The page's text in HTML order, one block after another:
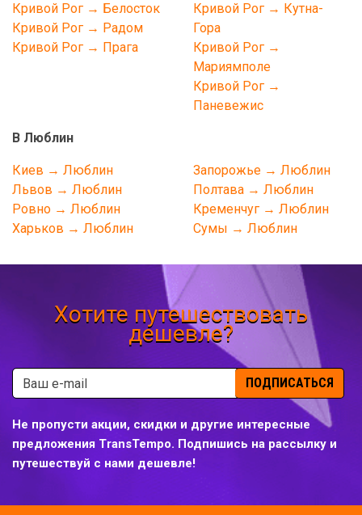
Кривой Рог → Белосток
Кривой Рог → Радом
Кривой Рог → Прага
Кривой Рог → Кутна-
Гора
Кривой Рог →
Мариямполе
Кривой Рог →
Паневежис
В Люблин
Киев → Люблин
Львов → Люблин
Ровно → Люблин
Харьков → Люблин
Запорожье → Люблин
Полтава → Люблин
Кременчуг → Люблин
Сумы → Люблин
Хотите путешествовать
дешевле?
ПОДПИСАТЬСЯ
Не пропусти акции, скидки и другие интересные
предложения TransTempo. Подпишись на рассылку и
путешествуй с нами дешевле!